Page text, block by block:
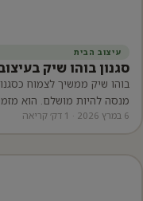
עיצוב הבית
סגנון בוהו שיק
בוהו שיק ממשיך לצמוח
מנסה להיות מושלם. הוא
6 במרץ 2026 · 1 דק׳ קריאה